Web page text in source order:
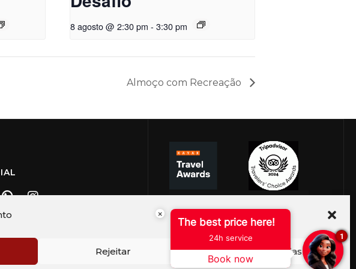
Rejeitar Ver preferências
8 agosto @ 2:30 pm - 3:30 pm
Almoço com Recreação
×
The best price here!
24h service
Book now
1